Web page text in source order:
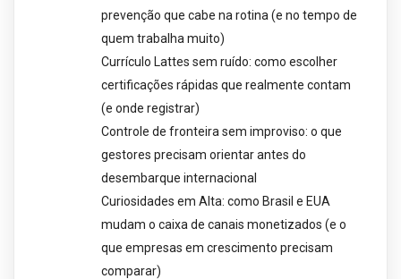
prevenção que cabe na rotina (e no tempo de
quem trabalha muito)
Currículo Lattes sem ruído: como escolher
certificações rápidas que realmente contam
(e onde registrar)
Controle de fronteira sem improviso: o que
gestores precisam orientar antes do
desembarque internacional
Curiosidades em Alta: como Brasil e EUA
mudam o caixa de canais monetizados (e o
que empresas em crescimento precisam
comparar)